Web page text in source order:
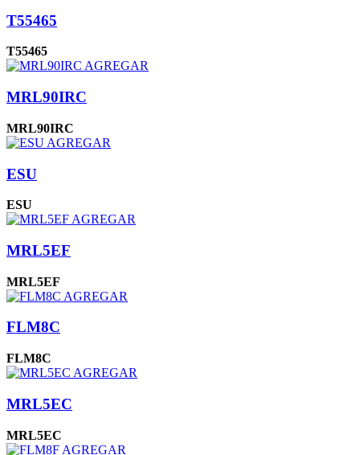
T55465
T55465
AGREGAR
MRL90IRC
MRL90IRC
AGREGAR
ESU
ESU
AGREGAR
MRL5EF
MRL5EF
AGREGAR
FLM8C
FLM8C
AGREGAR
MRL5EC
MRL5EC
AGREGAR